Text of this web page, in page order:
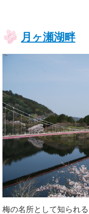
月ヶ瀬湖畔
梅の名所として知られ